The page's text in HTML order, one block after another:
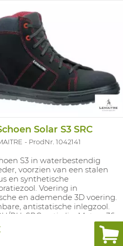
Solar S3 SRC
ProdNr. 1042141
S3 in waterbestendig
voorzien van een stalen
en synthetische
Voering in
en ademende 3D voering.
antistatische inlegzool.
PU, SRC anti-slip. Maten: 36-